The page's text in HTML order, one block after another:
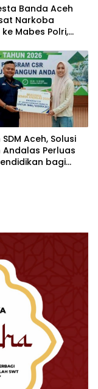
Banda Aceh
Narkoba
Mabes Polri,
Profesional dan
Aceh, Solusi
Andalas Perluas
bagi